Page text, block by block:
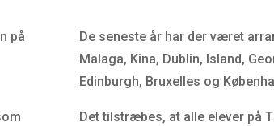
på
De seneste år har der været
Malaga, Kina, Dublin, Island,
Edinburgh, Bruxelles og
Det tilstræbes, at alle elever på